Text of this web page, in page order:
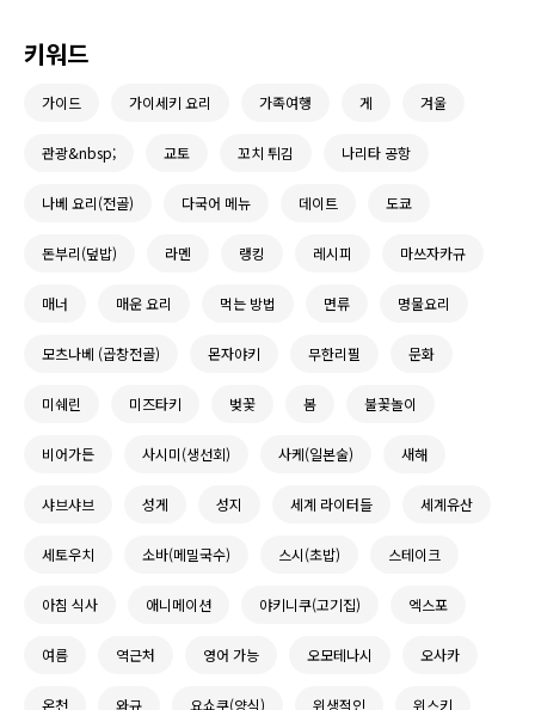
키워드
가이드 가이세키 요리 가족여행 게 겨울
관광&nbsp; 교토 꼬치 튀김 나리타 공항
나베 요리(전골) 다국어 메뉴 데이트 도쿄
돈부리(덮밥) 라멘 랭킹 레시피 마쓰자카규
매너 매운 요리 먹는 방법 면류 명물요리
모츠나베 (곱창전골) 몬자야키 무한리필 문화
미쉐린 미즈타키 벚꽃 봄 불꽃놀이
비어가든 사시미(생선회) 사케(일본술) 새해
샤브샤브 성게 성지 세계 라이터들 세계유산
세토우치 소바(메밀국수) 스시(초밥) 스테이크
아침 식사 애니메이션 야키니쿠(고기집) 엑스포
여름 역근처 영어 가능 오모테나시 오사카
온천 와규 요쇼쿠(양식) 위생적인 위스키